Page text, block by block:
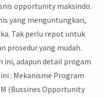
opportunity maksindo.
yang menguntungkan,
Tak perlu repot untuk
prosedur yang mudah.
ini, adapun detail progam
: Mekanisme Program
(Bussines Opportunity